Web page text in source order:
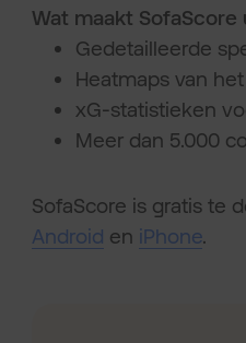
Wat maakt SofaScore
Gedetailleerde
Heatmaps van
xG-statistieken
Meer dan 5.000
SofaScore is gratis te
Android en iPhone.